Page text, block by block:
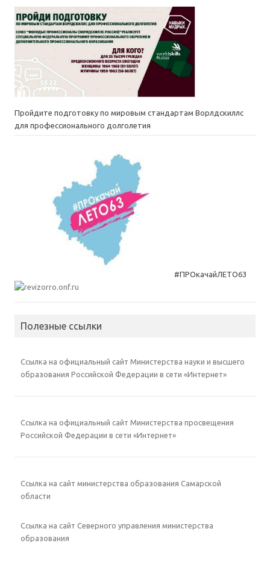
Пройдите подготовку по мировым стандартам Ворлдскиллс
для профессионального долголетия
#ПРОкачайЛЕТО63
Полезные ссылки
Ссылка на официальный сайт Министерства науки и высшего
образования Российской Федерации в сети «Интернет»
Ссылка на официальный сайт Министерства просвещения
Российской Федерации в сети «Интернет»
Ссылка на сайт министерства образования Самарской
области
Ссылка на сайт Северного управления министерства
образования